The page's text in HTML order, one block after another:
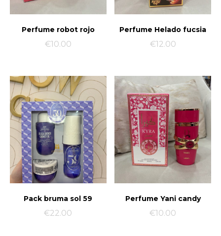
Perfume robot rojo
€10.00
Perfume Helado fucsia
€12.00
Pack bruma sol 59
€22.00
Perfume Yani candy
€10.00